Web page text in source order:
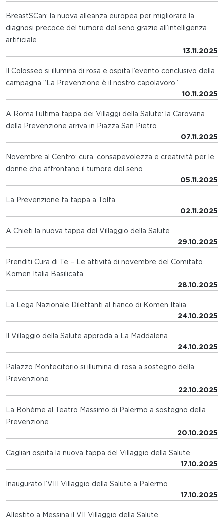
BreastSCan: la nuova alleanza europea per migliorare la
diagnosi precoce del tumore del seno grazie all’intelligenza
artificiale
13.11.2025
Il Colosseo si illumina di rosa e ospita l’evento conclusivo della
campagna “La Prevenzione è il nostro capolavoro”
10.11.2025
A Roma l’ultima tappa dei Villaggi della Salute: la Carovana
della Prevenzione arriva in Piazza San Pietro
07.11.2025
Novembre al Centro: cura, consapevolezza e creatività per le
donne che affrontano il tumore del seno
05.11.2025
La Prevenzione fa tappa a Tolfa
02.11.2025
A Chieti la nuova tappa del Villaggio della Salute
29.10.2025
Prenditi Cura di Te – Le attività di novembre del Comitato
Komen Italia Basilicata
28.10.2025
La Lega Nazionale Dilettanti al fianco di Komen Italia
24.10.2025
Il Villaggio della Salute approda a La Maddalena
24.10.2025
Palazzo Montecitorio si illumina di rosa a sostegno della
Prevenzione
22.10.2025
La Bohème al Teatro Massimo di Palermo a sostegno della
Prevenzione
20.10.2025
Cagliari ospita la nuova tappa del Villaggio della Salute
17.10.2025
Inaugurato l’VIII Villaggio della Salute a Palermo
17.10.2025
Allestito a Messina il VII Villaggio della Salute